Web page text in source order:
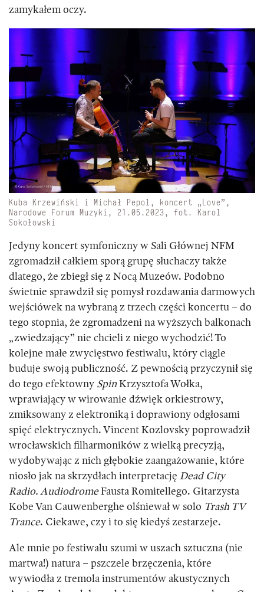
zamykałem oczy.
Kuba Krzewiński i Michał Pepol, koncert „Love”,
Narodowe Forum Muzyki, 21.05.2023, fot. Karol
Sokołowski
Jedyny koncert symfoniczny w Sali Głównej NFM
zgromadził całkiem sporą grupę słuchaczy także
dlatego, że zbiegł się z Nocą Muzeów. Podobno
świetnie sprawdził się pomysł rozdawania darmowych
wejściówek na wybraną z trzech części koncertu – do
tego stopnia, że zgromadzeni na wyższych balkonach
„zwiedzający” nie chcieli z niego wychodzić! To
kolejne małe zwycięstwo festiwalu, który ciągle
buduje swoją publiczność. Z pewnością przyczynił się
do tego efektowny Spin Krzysztofa Wołka,
wprawiający w wirowanie dźwięk orkiestrowy,
zmiksowany z elektroniką i doprawiony odgłosami
spięć elektrycznych. Vincent Kozlovsky poprowadził
wrocławskich filharmoników z wielką precyzją,
wydobywając z nich głębokie zaangażowanie, które
niosło jak na skrzydłach interpretację Dead City
Radio. AudiodromeFausta Romitellego. Gitarzysta
Kobe Van Cauwenberghe olśniewał w solo Trash TV
Trance. Ciekawe, czy i to się kiedyś zestarzeje.
Ale mnie po festiwalu szumi w uszach sztuczna (nie
martwa!) natura – pszczele brzęczenia, które
wywiodła z tremola instrumentów akustycznych